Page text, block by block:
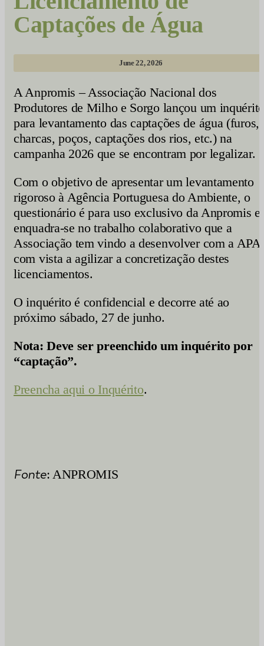
Captações de Água
June 22, 2026
A Anpromis – Associação Nacional dos
Produtores de Milho e Sorgo lançou um inquérito
para levantamento das captações de água (furos,
charcas, poços, captações dos rios, etc.) na
campanha 2026 que se encontram por legalizar.
Com o objetivo de apresentar um levantamento
rigoroso à Agência Portuguesa do Ambiente, o
questionário é para uso exclusivo da Anpromis e
enquadra-se no trabalho colaborativo que a
Associação tem vindo a desenvolver com a APA,
com vista a agilizar a concretização destes
licenciamentos.
O inquérito é confidencial e decorre até ao
próximo sábado, 27 de junho.
Nota: Deve ser preenchidoum inquérito por
“captação”.
Preencha aqui o Inquérito.
Fonte: ANPROMIS